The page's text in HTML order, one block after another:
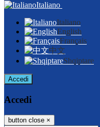
Italiano
Italiano
English
Français
中文
Shqiptare
Accedi
Accedi
button close ×